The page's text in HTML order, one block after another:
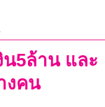
น5ล้าน และ
งคน